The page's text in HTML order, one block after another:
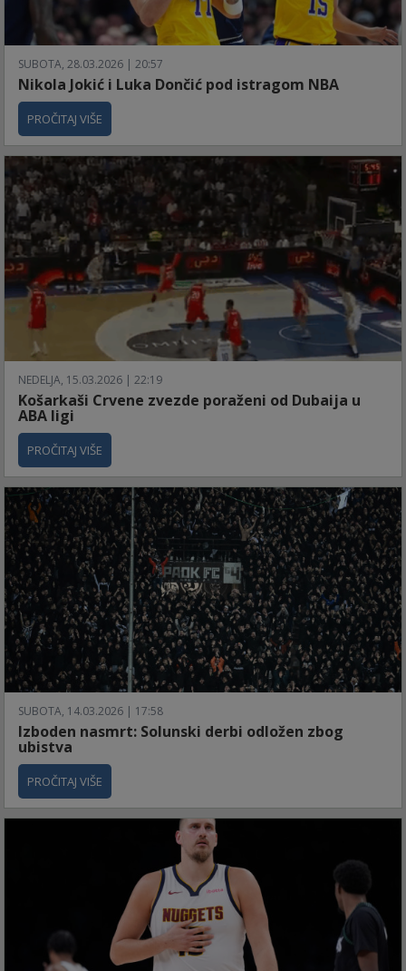
SUBOTA, 28.03.2026 | 20:57
Nikola Jokić i Luka Dončić pod istragom NBA
PROČITAJ VIŠE
NEDELJA, 15.03.2026 | 22:19
Košarkaši Crvene zvezde poraženi od Dubaija u
ABA ligi
PROČITAJ VIŠE
SUBOTA, 14.03.2026 | 17:58
Izboden nasmrt: Solunski derbi odložen zbog
ubistva
PROČITAJ VIŠE